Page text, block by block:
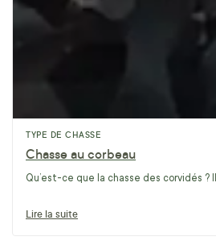
TYPE DE CHASSE
Chasse au corbeau
Qu’est-ce que la chasse des corvidés
Lire la suite